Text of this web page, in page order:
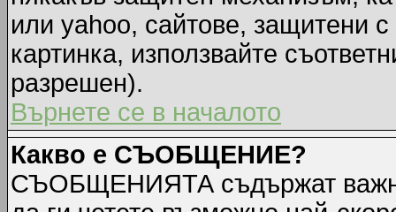
или yahoo, сайтове, защитени
картинка, използвайте
разрешен).
Върнете се в началото
Какво е СЪОБЩЕНИЕ?
СЪОБЩЕНИЯТА съдържат